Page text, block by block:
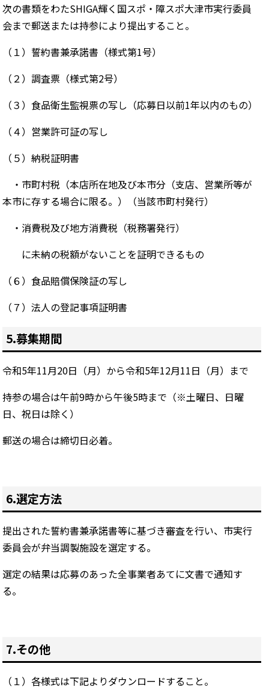
次の書類をわたSHIGA輝く国スポ・障スポ大津市実行委員
会まで郵送または持参により提出すること。
（１）誓約書兼承諾書（様式第1号）
（２）調査票（様式第2号）
（３）食品衛生監視票の写し（応募日以前1年以内のもの）
（４）営業許可証の写し
（５）納税証明書
・市町村税（本店所在地及び本市分（支店、営業所等が
本市に存する場合に限る。）（当該市町村発行）
・消費税及び地方消費税（税務署発行）
に未納の税額がないことを証明できるもの
（６）食品賠償保険証の写し
（７）法人の登記事項証明書
5.募集期間
令和5年11月20日（月）から令和5年12月11日（月）まで
持参の場合は午前9時から午後5時まで（※土曜日、日曜
日、祝日は除く）
郵送の場合は締切日必着。
6.選定方法
提出された誓約書兼承諾書等に基づき審査を行い、市実行
委員会が弁当調製施設を選定する。
選定の結果は応募のあった全事業者あてに文書で通知す
る。
7.その他
（１）各様式は下記よりダウンロードすること。